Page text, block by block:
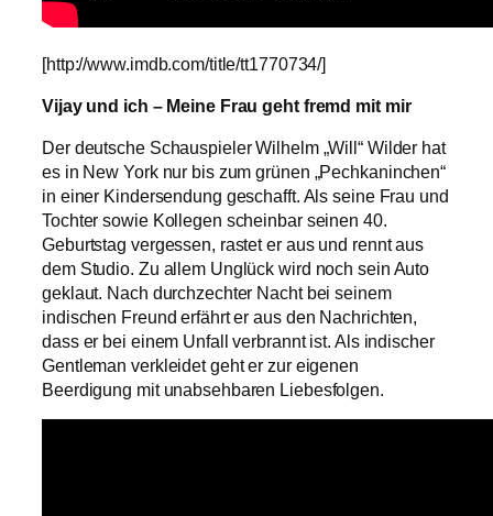
[http://www.imdb.com/title/tt1770734/]
Vijay und ich – Meine Frau geht fremd mit mir
Der deutsche Schauspieler Wilhelm „Will“ Wilder hat
es in New York nur bis zum grünen „Pechkaninchen“
in einer Kindersendung geschafft. Als seine Frau und
Tochter sowie Kollegen scheinbar seinen 40.
Geburtstag vergessen, rastet er aus und rennt aus
dem Studio. Zu allem Unglück wird noch sein Auto
geklaut. Nach durchzechter Nacht bei seinem
indischen Freund erfährt er aus den Nachrichten,
dass er bei einem Unfall verbrannt ist. Als indischer
Gentleman verkleidet geht er zur eigenen
Beerdigung mit unabsehbaren Liebesfolgen.